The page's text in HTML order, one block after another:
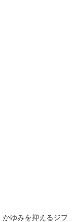
ゆみを抑えるジフ